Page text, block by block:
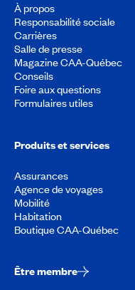
À propos
Responsabilité sociale
Carrières
Salle de presse
Magazine CAA-Québec
Conseils
Foire aux questions
Formulaires utiles
Produits et services
Assurances
Agence de voyages
Mobilité
Habitation
Boutique CAA-Québec
Être membre